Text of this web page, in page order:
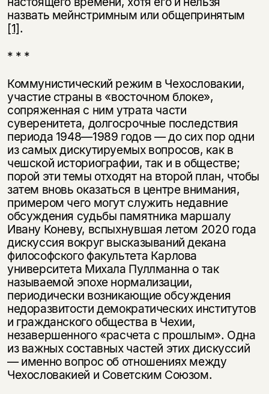
назвать мейнстримным или общепринятым
[1].
* * *
Коммунистический режим в Чехословакии,
участие страны в «восточном блоке»,
сопряженная с ним утрата части
суверенитета, долгосрочные последствия
периода 1948—1989 годов — до сих пор одни
из самых дискутируемых вопросов, как в
чешской историографии, так и в обществе;
порой эти темы отходят на второй план, чтобы
затем вновь оказаться в центре внимания,
примером чего могут служить недавние
обсуждения судьбы памятника маршалу
Ивану Коневу, вспыхнувшая летом 2020 года
дискуссия вокруг высказываний декана
философского факультета Карлова
университета Михала Пуллманна о так
называемой эпохе нормализации,
периодически возникающие обсуждения
недоразвитости демократических институтов
и гражданского общества в Чехии,
незавершенного «расчета с прошлым». Одна
из важных составных частей этих дискуссий
— именно вопрос об отношениях между
Чехословакией и Советским Союзом.